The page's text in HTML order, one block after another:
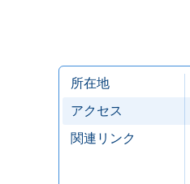
所在地
アクセス
関連リンク